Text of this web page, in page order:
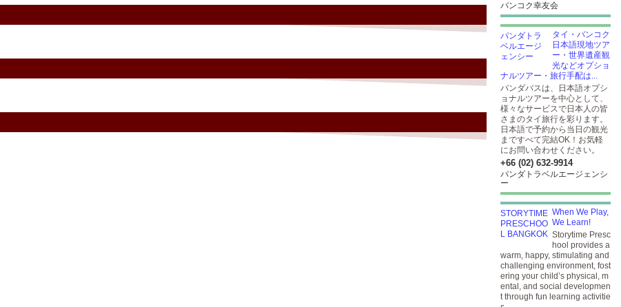
バンコク幸友会
タイ・バンコク
日本語現地ツア
ー・世界遺産観
光などオプショ
ナルツアー・旅行手配は...
パンダバスは、日本語オプシ
ョナルツアーを中心として、
様々なサービスで日本人の皆
さまのタイ旅行を彩ります。
日本語で予約から当日の観光
まですべて完結OK！お気軽
にお問い合わせください。
+66 (02) 632-9914
パンダトラベルエージェンシ
ー
When We Play,
We Learn!
Storytime Presc
hool provides a
warm, happy, stimulating and
challenging environment, fost
ering your child’s physical, m
ental, and social developmen
t through fun learning activitie